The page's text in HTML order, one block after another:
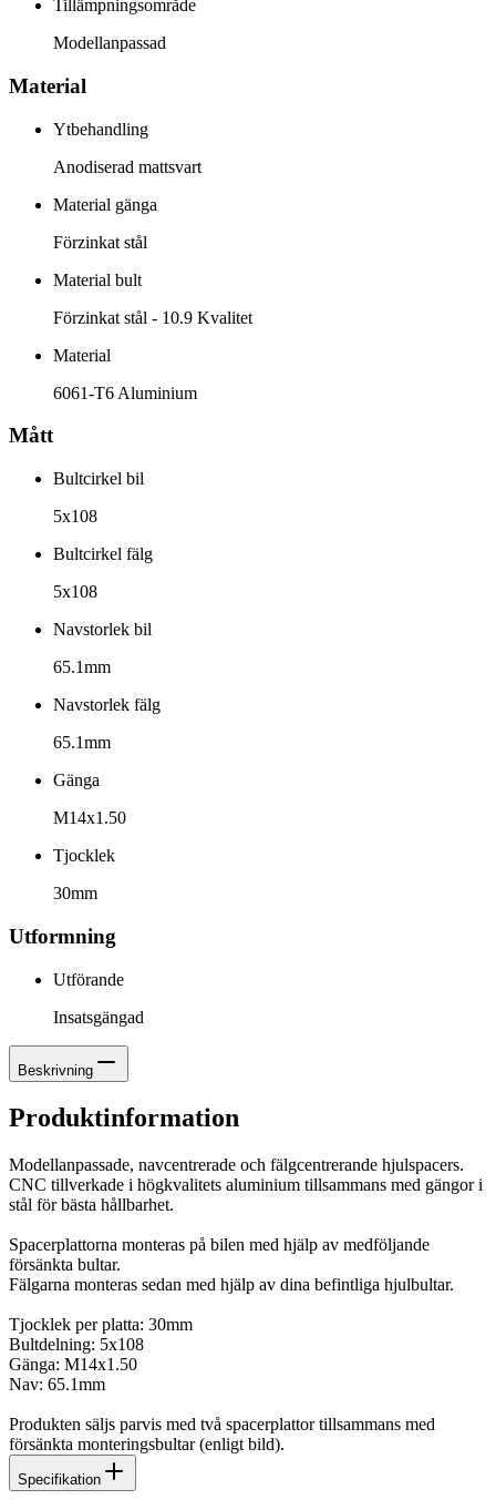
Tillämpningsområde
Modellanpassad
Material
Ytbehandling
Anodiserad mattsvart
Material gänga
Förzinkat stål
Material bult
Förzinkat stål - 10.9 Kvalitet
Material
6061-T6 Aluminium
Mått
Bultcirkel bil
5x108
Bultcirkel fälg
5x108
Navstorlek bil
65.1mm
Navstorlek fälg
65.1mm
Gänga
M14x1.50
Tjocklek
30mm
Utformning
Utförande
Insatsgängad
Beskrivning
Produktinformation
Modellanpassade, navcentrerade och fälgcentrerande hjulspacers.
CNC tillverkade i högkvalitets aluminium tillsammans med gängor i
stål för bästa hållbarhet.
Spacerplattorna monteras på bilen med hjälp av medföljande
försänkta bultar.
Fälgarna monteras sedan med hjälp av dina befintliga hjulbultar.
Tjocklek per platta: 30mm
Bultdelning: 5x108
Gänga: M14x1.50
Nav: 65.1mm
Produkten säljs parvis med två spacerplattor tillsammans med
försänkta monteringsbultar (enligt bild).
Specifikation